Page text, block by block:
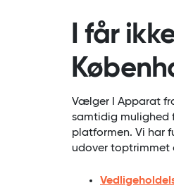
I får
Vælger I Apparat
samtidig mulighed
platformen. Vi har
udover toptrimmet